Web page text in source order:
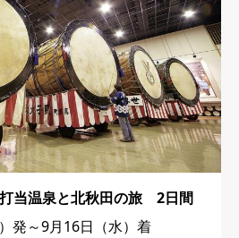
当温泉と北秋田の旅 2日間
発～9月16日（水）着